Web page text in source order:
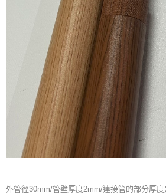
外管徑30mm/管壁厚度2mm/連接管的部分厚